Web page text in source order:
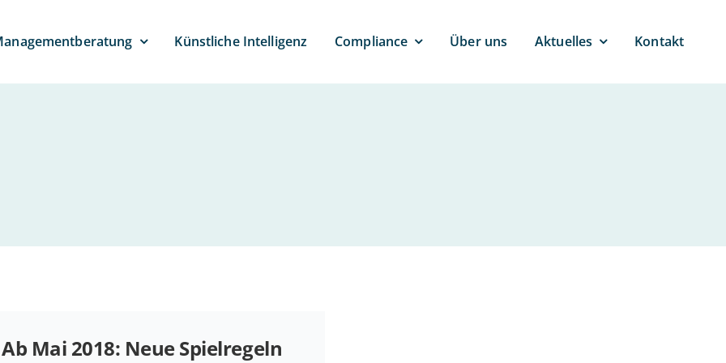
Künst­li­che Intelligenz Com­pli­ance Über uns Ak­tu­el­les Kontakt
Ab Mai 2018: Neue Spiel­re­geln